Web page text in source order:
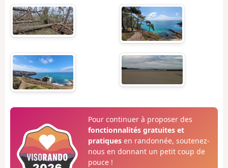
Pour continuer à proposer des
fonctionnalités gratuites et
pratiquesen randonnée, soutenez-
nous en donnant un petit coup de
pouce !